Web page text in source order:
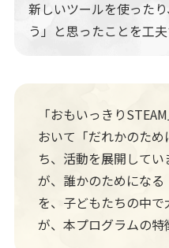
新しいツールを使った
う」と思ったことを工
「おもいっきり
おいて「だれかのた
ち、活動を展開して
が、誰かのためにな
を、子どもたちの中
が、本プログラムの特